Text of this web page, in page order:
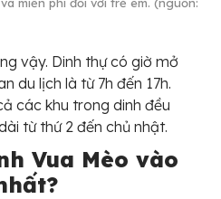
vậy. Dinh thự có giờ mở
du lịch là từ 7h đến 17h.
các khu trong dinh đều
từ thứ 2 đến chủ nhật.
Vua Mèo vào